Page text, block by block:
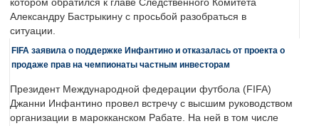
котором обратился к главе Следственного Комитета
Александру Бастрыкину с просьбой разобраться в
ситуации.
FIFA заявила о поддержке Инфантино и отказалась от проекта о
продаже прав на чемпионаты частным инвесторам
Президент Международной федерации футбола (FIFA)
Джанни Инфантино провел встречу с высшим руководством
организации в марокканском Рабате. На ней в том числе